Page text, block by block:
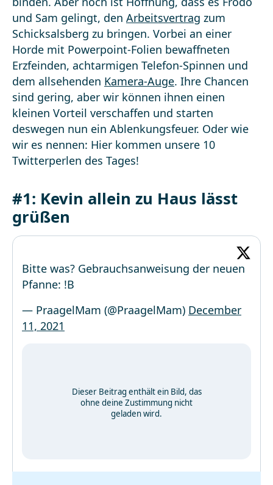
und Sam gelingt, den Arbeitsvertrag zum
Schicksalsberg zu bringen. Vorbei an einer
Horde mit Powerpoint-Folien bewaffneten
Erzfeinden, achtarmigen Telefon-Spinnen und
dem allsehenden Kamera-Auge. Ihre Chancen
sind gering, aber wir können ihnen einen
kleinen Vorteil verschaffen und starten
deswegen nun ein Ablenkungsfeuer. Oder wie
wir es nennen: Hier kommen unsere 10
Twitterperlen des Tages!
#1: Kevin allein zu Haus lässt
grüßen
Bitte was? Gebrauchsanweisung der neuen
Pfanne: !B
— PraagelMam (@PraagelMam) December
11, 2021
Dieser Beitrag enthält ein Bild, das
ohne deine Zustimmung nicht
geladen wird.